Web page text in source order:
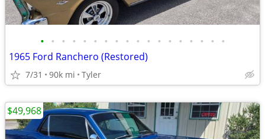
• • • • • • • • • • • • • • • • • •
1965 Ford Ranchero (Restored)
7/31 90k mi Tyler
$49,968